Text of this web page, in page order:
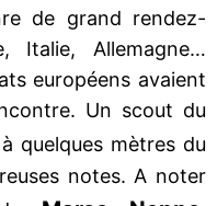
de grand rendez-
Italie, Allemagne…
européens avaient
Un scout du
quelques mètres du
notes. A noter